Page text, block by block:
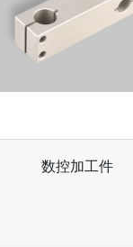
数控加工件